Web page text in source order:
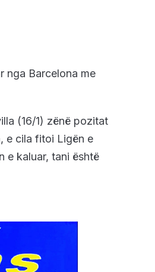
nga Barcelona me
(16/1) zënë pozitat
e cila fitoi Ligën e
e kaluar, tani është